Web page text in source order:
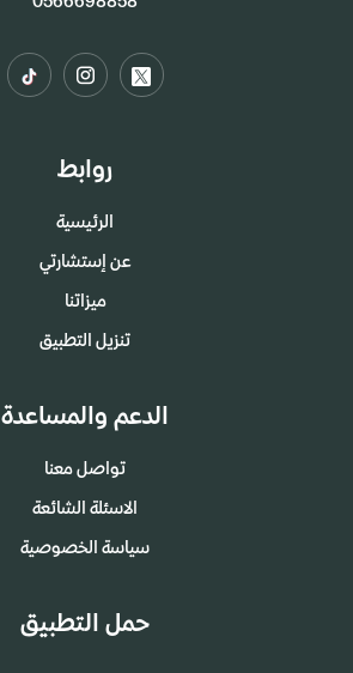
روابط
الرئيسية
عن إستشارتي
ميزاتنا
تنزيل التطبيق
الدعم والمساعدة
تواصل معنا
الاسئلة الشائعة
سياسة الخصوصية
حمل التطبيق